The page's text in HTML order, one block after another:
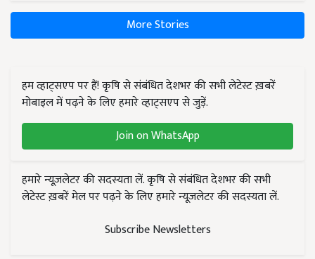
More Stories
हम व्हाट्सएप पर हैं! कृषि से संबंधित देशभर की सभी लेटेस्ट ख़बरें
मोबाइल में पढ़ने के लिए हमारे व्हाट्सएप से जुड़ें.
Join on WhatsApp
हमारे न्यूज़लेटर की सदस्यता लें. कृषि से संबंधित देशभर की सभी
लेटेस्ट ख़बरें मेल पर पढ़ने के लिए हमारे न्यूज़लेटर की सदस्यता लें.
Subscribe Newsletters